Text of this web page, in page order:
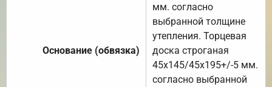
Основание (обвязка)
мм. согласно
выбранной толщине
утепления. Торцевая
доска строганая
45х145/45х195+/-5 мм.
согласно выбранной